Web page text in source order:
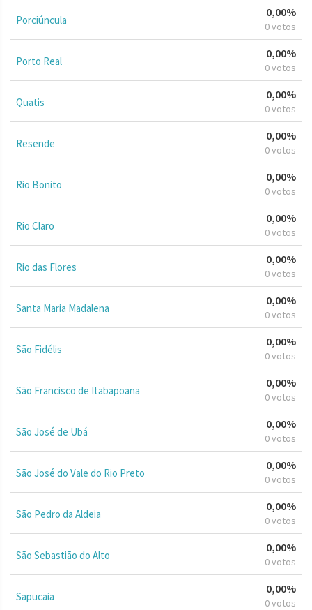
Porciúncula
0,00%
0 votos
Porto Real
0,00%
0 votos
Quatis
0,00%
0 votos
Resende
0,00%
0 votos
Rio Bonito
0,00%
0 votos
Rio Claro
0,00%
0 votos
Rio das Flores
0,00%
0 votos
Santa Maria Madalena
0,00%
0 votos
São Fidélis
0,00%
0 votos
São Francisco de Itabapoana
0,00%
0 votos
São José de Ubá
0,00%
0 votos
São José do Vale do Rio Preto
0,00%
0 votos
São Pedro da Aldeia
0,00%
0 votos
São Sebastião do Alto
0,00%
0 votos
Sapucaia
0,00%
0 votos